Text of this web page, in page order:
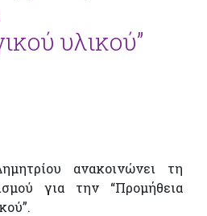
υλικού”
ανακοινώνει τη
για την “Προμήθεια